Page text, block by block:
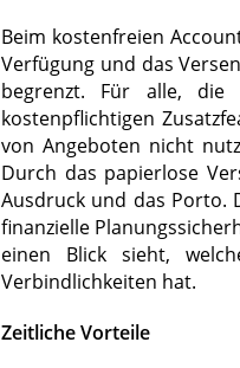
Beim kostenfreien
Verfügung und das
begrenzt. Für alle, die
kostenpflichtigen
von Angeboten nicht
Durch das papierlose
Ausdruck und das Porto.
finanzielle
einen Blick sieht,
Verbindlichkeiten hat.
Zeitliche Vorteile